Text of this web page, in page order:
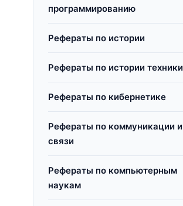
программированию
Рефераты по истории
Рефераты по истории техники
Рефераты по кибернетике
Рефераты по коммуникации и
связи
Рефераты по компьютерным
наукам